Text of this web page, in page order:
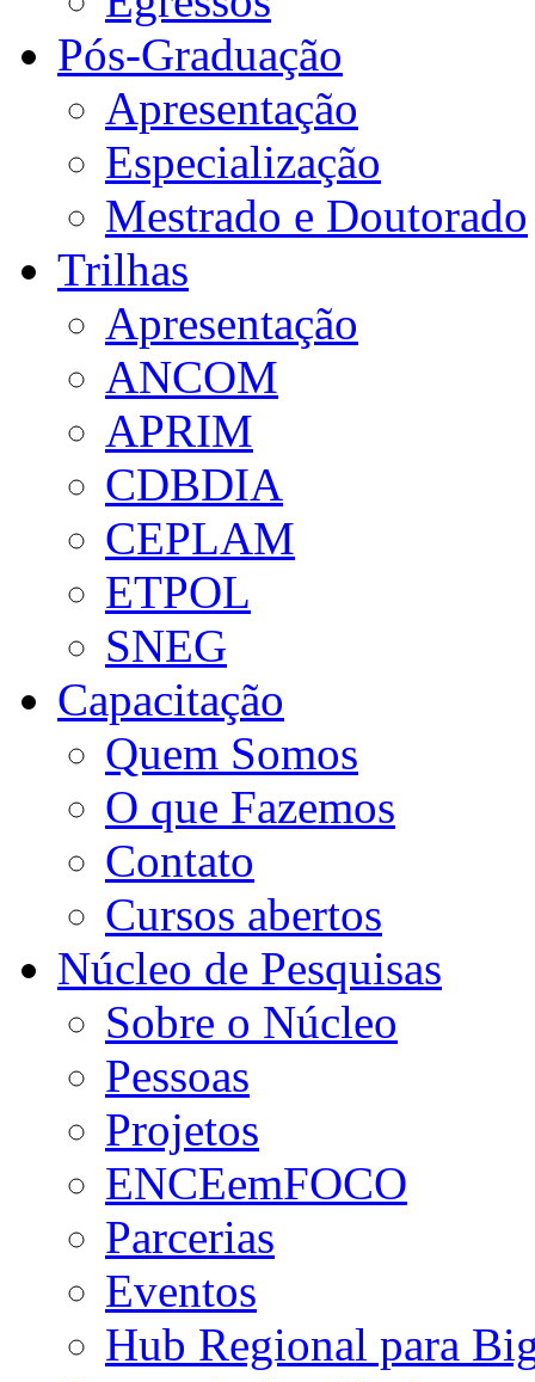
Pós-Graduação
Apresentação
Especialização
Mestrado e Doutorado
Trilhas
Apresentação
ANCOM
APRIM
CDBDIA
CEPLAM
ETPOL
SNEG
Capacitação
Quem Somos
O que Fazemos
Contato
Cursos abertos
Núcleo de Pesquisas
Sobre o Núcleo
Pessoas
Projetos
ENCEemFOCO
Parcerias
Eventos
Hub Regional para